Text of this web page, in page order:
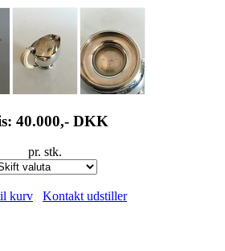
40.000,- DKK
pr. stk.
kurv Kontakt udstiller